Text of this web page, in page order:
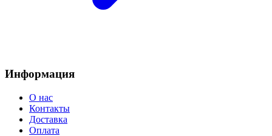
Информация
О нас
Контакты
Доставка
Оплата